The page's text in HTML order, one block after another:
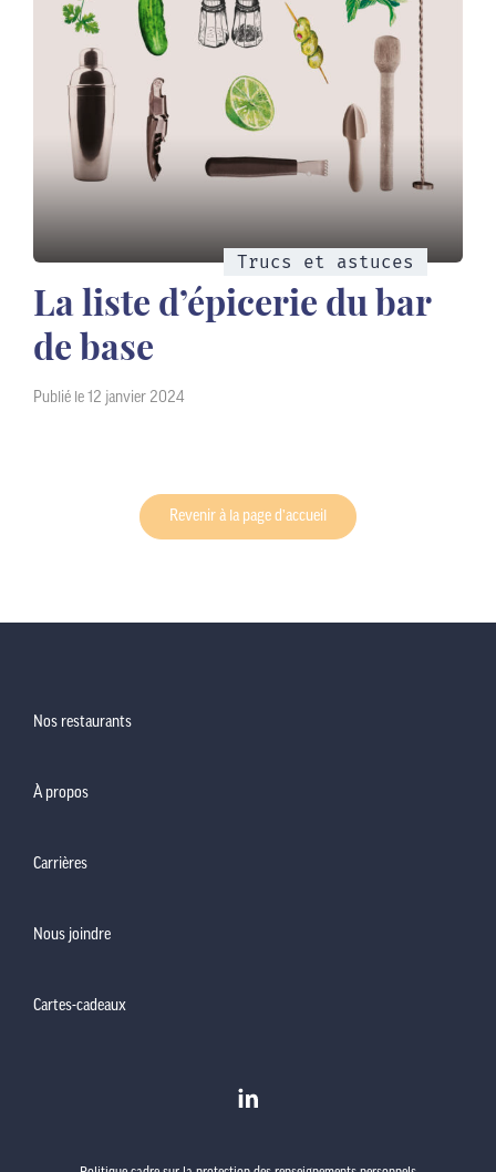
Trucs et astuces
La liste d’épicerie du bar
de base
Publié le 12 janvier 2024
Revenir à la page d’accueil
Nos restaurants
À propos
Carrières
Nous joindre
Cartes-cadeaux